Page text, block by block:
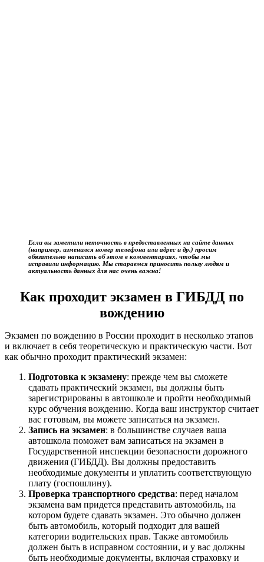
Если вы заметили неточность в предоставленных на сайте данных
(например, изменился номер телефона или адрес и др.) просим
обязательно написать об этом в комментариях, чтобы мы
исправили информацию. Мы стараемся приносить пользу людям и
актуальность данных для нас очень важна!
Как проходит экзамен в ГИБДД по
вождению
Экзамен по вождению в России проходит в несколько этапов
и включает в себя теоретическую и практическую части. Вот
как обычно проходит практический экзамен:
Подготовка к экзамену: прежде чем вы сможете
сдавать практический экзамен, вы должны быть
зарегистрированы в автошколе и пройти необходимый
курс обучения вождению. Когда ваш инструктор считает
вас готовым, вы можете записаться на экзамен.
Запись на экзамен: в большинстве случаев ваша
автошкола поможет вам записаться на экзамен в
Государственной инспекции безопасности дорожного
движения (ГИБДД). Вы должны предоставить
необходимые документы и уплатить соответствующую
плату (госпошлину).
Проверка транспортного средства: перед началом
экзамена вам придется представить автомобиль, на
котором будете сдавать экзамен. Это обычно должен
быть автомобиль, который подходит для вашей
категории водительских прав. Также автомобиль
должен быть в исправном состоянии, и у вас должны
быть необходимые документы, включая страховку и